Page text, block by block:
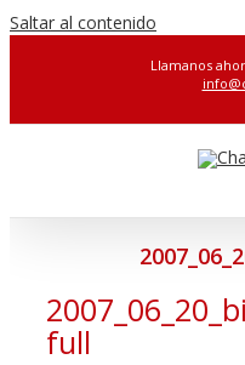
Saltar al contenido
Llamanos
full